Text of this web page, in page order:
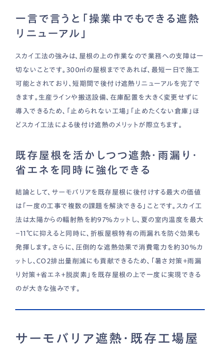
一言で言うと「操業中でもできる遮熱
リニューアル」
スカイ工法の強みは、屋根の上の作業なので業務への支障は一
切ないことです。300㎡の屋根までであれば、最短一日で施工
可能とされており、短期間で後付け遮熱リニューアルを完了で
きます。生産ラインや搬送設備、在庫配置を大きく変更せずに
導入できるため、「止められない工場」「止めたくない倉庫」ほ
どスカイ工法による後付け遮熱のメリットが際立ちます。
既存屋根を活かしつつ遮熱・雨漏り・
省エネを同時に強化できる
結論として、サーモバリアを既存屋根に後付けする最大の価値
は「一度の工事で複数の課題を解決できる」ことです。スカイ工
法は太陽からの輻射熱を約97％カットし、夏の室内温度を最大
−11℃に抑えると同時に、折板屋根特有の雨漏れを防ぐ効果も
発揮します。さらに、圧倒的な遮熱効果で消費電力を約30％カ
ットし、CO2排出量削減にも貢献できるため、「暑さ対策＋雨漏
り対策＋省エネ＋脱炭素」を既存屋根の上で一度に実現できる
のが大きな強みです。
サーモバリア遮熱・既存工場屋